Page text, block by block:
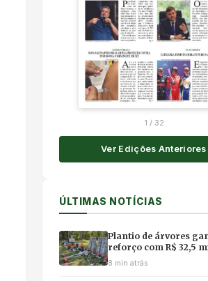
1 / 32
Ver Edições Anteriores
ÚLTIMAS NOTÍCIAS
Plantio de árvores
reforço com R$ 32,5
novos equipamentos
8 min atrás